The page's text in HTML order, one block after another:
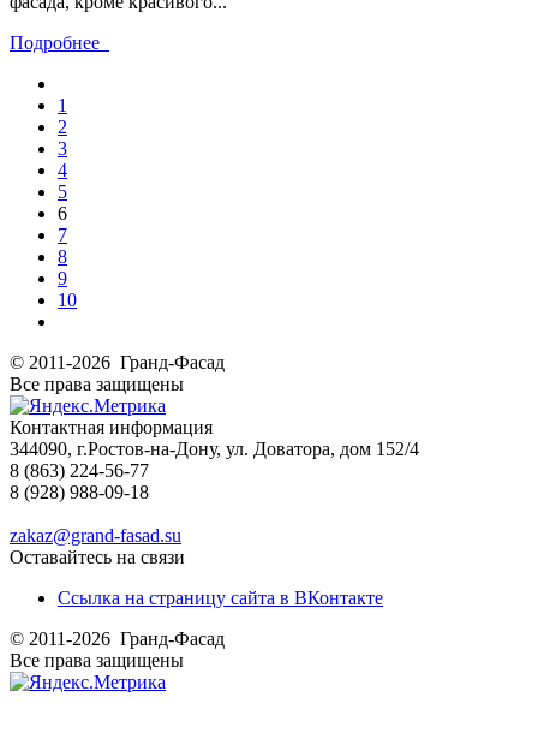
Подробнее
1
2
3
4
5
6
7
8
9
10
© 2011-2026 Гранд-Фасад
Все права защищены
Контактная информация
344090, г.Ростов-на-Дону, ул. Доватора, дом 152/4
8 (863) 224-56-77
8 (928) 988-09-18
zakaz@grand-fasad.su
Оставайтесь на связи
Ссылка на страницу сайта в ВКонтакте
© 2011-2026 Гранд-Фасад
Все права защищены